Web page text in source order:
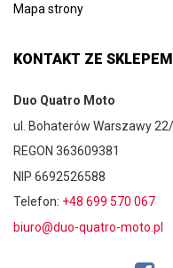
Mapa strony
KONTAKT ZE SKLEPEM
Duo Quatro Moto
ul. Bohaterów Warszawy
REGON 363609381
NIP 6692526588
Telefon: +48 699 570 067
biuro@duo-quatro-moto.pl